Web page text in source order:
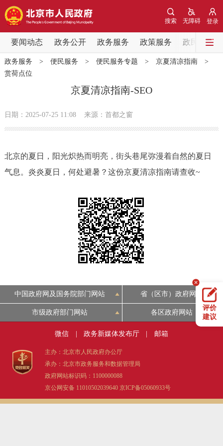
登录
无障碍
搜索
要闻动态 政务公开 政务服务 政策服务 政民互动
要闻动态
党中央精神 国务院信息 中央部委动态
会议信息
各区热点
政务公开
市领导 机构职能 政策服务
政策解读
专题公开
个人服务 法人服务 部门服务
便民服务 利企服务 投资项目
政民互动
政务服务 > 便民服务 > 便民服务专题 > 京夏清凉指南>
赏荷点位
京夏清凉指南-SEO
日期：2025-07-25 11:08 来源：首都之窗
北京的夏日，阳光炽热而明亮，街头巷尾弥漫着自然的夏日
气息。炎炎夏日，何处避暑？这份京夏清凉指南请查收~
评价
建议
中国政府网及国务院部门网站 省（区市）政府网站
市级政府部门网站 各区政府网站
微信 政务新媒体发布厅 邮箱
主办：北京市人民政府办公厅
承办：北京市政务服务和数据管理局
政府网站标识码：1100000088
京公网安备 11010502039640 京ICP备05060933号